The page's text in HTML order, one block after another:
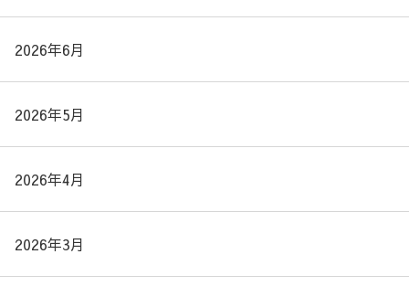
2026年6月
2026年5月
2026年4月
2026年3月